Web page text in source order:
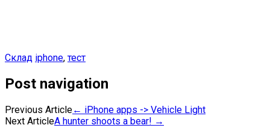
Склад iphone,тест
Post navigation
Previous Article← iPhone apps -> Vehicle Light
Next ArticleA hunter shoots a bear! →